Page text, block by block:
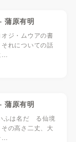
蒲原有明
ジ・ムウアの書
れについての話
蒲原有明
は名だゝる仙境
の高さ二丈、大